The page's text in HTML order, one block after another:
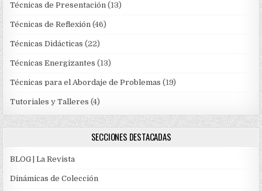
Técnicas de Presentación (13)
Técnicas de Reflexión (46)
Técnicas Didácticas (22)
Técnicas Energizantes (13)
Técnicas para el Abordaje de Problemas (19)
Tutoriales y Talleres (4)
SECCIONES DESTACADAS
BLOG | La Revista
Dinámicas de Colección